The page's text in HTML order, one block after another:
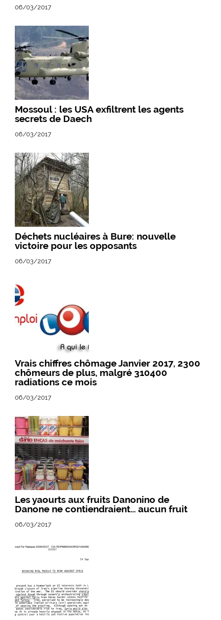
06/03/2017
Mossoul : les USA exfiltrent les agents
secrets de Daech
06/03/2017
Déchets nucléaires à Bure: nouvelle
victoire pour les opposants
06/03/2017
Vrais chiffres chômage Janvier 2017, 2300
chômeurs de plus, malgré 310400
radiations ce mois
06/03/2017
Les yaourts aux fruits Danonino de
Danone ne contiendraient… aucun fruit
06/03/2017